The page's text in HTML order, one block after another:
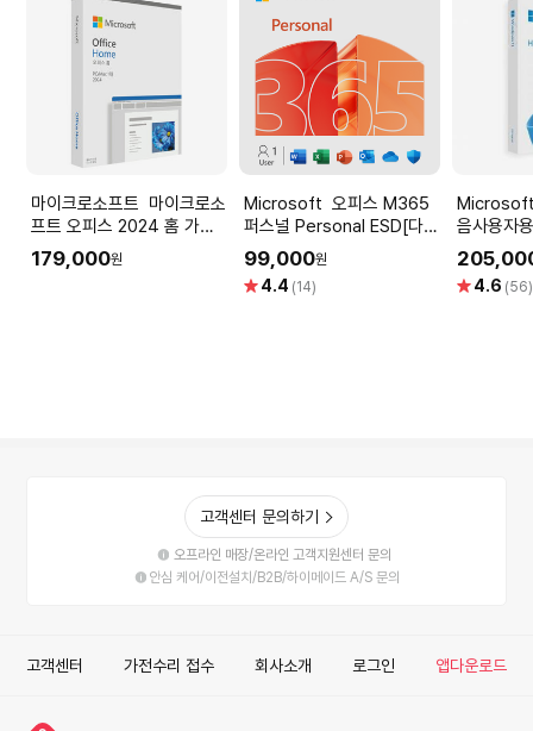
마이크로소프트 마이크로소
프트 오피스 2024 홈 가정
용 Office Home PKC 한
글 패키지 제품키 영구사용
179,000원
Microsoft 오피스 M365
퍼스널 Personal ESD[다운
로드 전용/1년구독/개인용]
99,000원
별 4.4 (14)
Microsoft 윈도우 11
음사용자
Home
별 4.6 (56)
고객센터 문의하기
오프라인 매장/온라인 고객지원센터 문의
안심 케어/이전설치/B2B/하이메이드 A/S 문의
고객센터 가전수리 접수 회사소개 로그인 앱다운로드